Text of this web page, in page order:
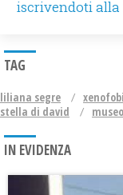
iscrivendoti alla
TAG
liliana segre
stella di david
IN EVIDENZA